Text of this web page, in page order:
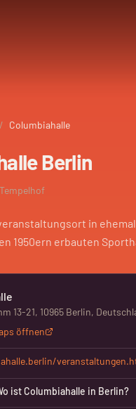
/ Columbiahalle
Berlin
in
1950ern erbauten
13-21, 10965 Berlin,
öffnen
ist Columbiahalle in Berlin?